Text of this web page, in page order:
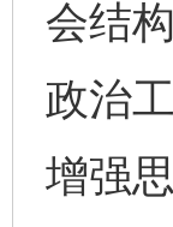
会结
政治
增强